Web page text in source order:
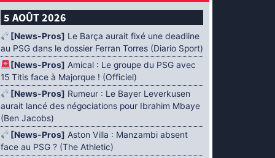
5 AOÛT 2026
[News-Pros] Le Barça aurait fixé une deadline
au PSG dans le dossier Ferran Torres (Diario Sport)
[News-Pros] Amical : Le groupe du PSG avec
15 Titis face à Majorque ! (Officiel)
[News-Pros] Rumeur : Le Bayer Leverkusen
aurait lancé des négociations pour Ibrahim Mbaye
(Ben Jacobs)
[News-Pros] Aston Villa : Manzambi absent
face au PSG ? (The Athletic)